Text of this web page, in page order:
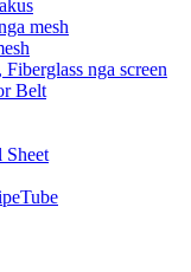
mesh
nga screen
Belt
Sheet